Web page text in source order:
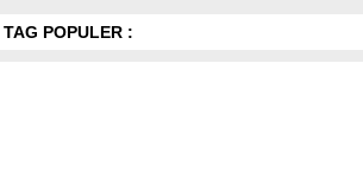
TAG POPULER :